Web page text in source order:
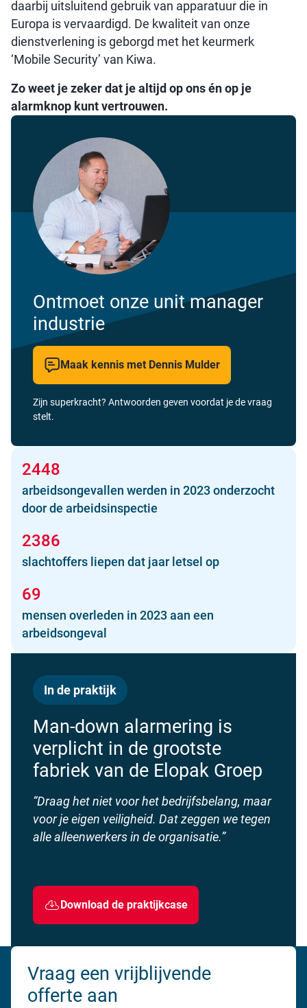
daarbij uitsluitend gebruik van apparatuur die in
Europa is vervaardigd. De kwaliteit van onze
dienstverlening is geborgd met het keurmerk
‘Mobile Security’ van Kiwa.
Zo weet je zeker dat je altijd op ons én op je
alarmknop kunt vertrouwen.
Ontmoet onze unit manager
industrie
Maak kennis met Dennis Mulder
Zijn superkracht? Antwoorden geven voordat je de vraag
stelt.
2448
arbeidsongevallen werden in 2023 onderzocht
door de arbeidsinspectie
2386
slachtoffers liepen dat jaar letsel op
69
mensen overleden in 2023 aan een
arbeidsongeval
In de praktijk
Man-down alarmering is
verplicht in de grootste
fabriek van de Elopak Groep
“Draag het niet voor het bedrijfsbelang, maar
voor je eigen veiligheid. Dat zeggen we tegen
alle alleenwerkers in de organisatie.”
Download de praktijkcase
Vraag een vrijblijvende
offerte aan